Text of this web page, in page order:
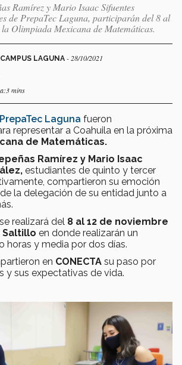
Ramírez y Mario Isaac Sifuentes
de PrepaTec Laguna, participarán del 8 al
Olimpiada Mexicana de Matemáticas.
LAGUNA - 28/10/2021
mins
PrepaTec Laguna fueron
representar a Coahuila en la próxima
de Matemáticas.
Ramírez y Mario Isaac
estudiantes de quinto y tercer
compartieron su emoción
la delegación de su entidad junto a
realizará del 8 al 12 de noviembre
Saltillo en donde realizarán un
horas y media por dos días.
en CONECTA su paso por
y sus expectativas de vida.